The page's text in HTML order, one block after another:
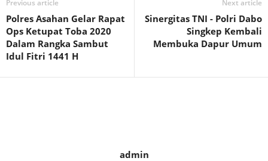
Previous article
Polres Asahan Gelar Rapat
Ops Ketupat Toba 2020
Dalam Rangka Sambut
Idul Fitri 1441 H
Next article
Sinergitas TNI - Polri Dabo
Singkep Kembali
Membuka Dapur Umum
admin